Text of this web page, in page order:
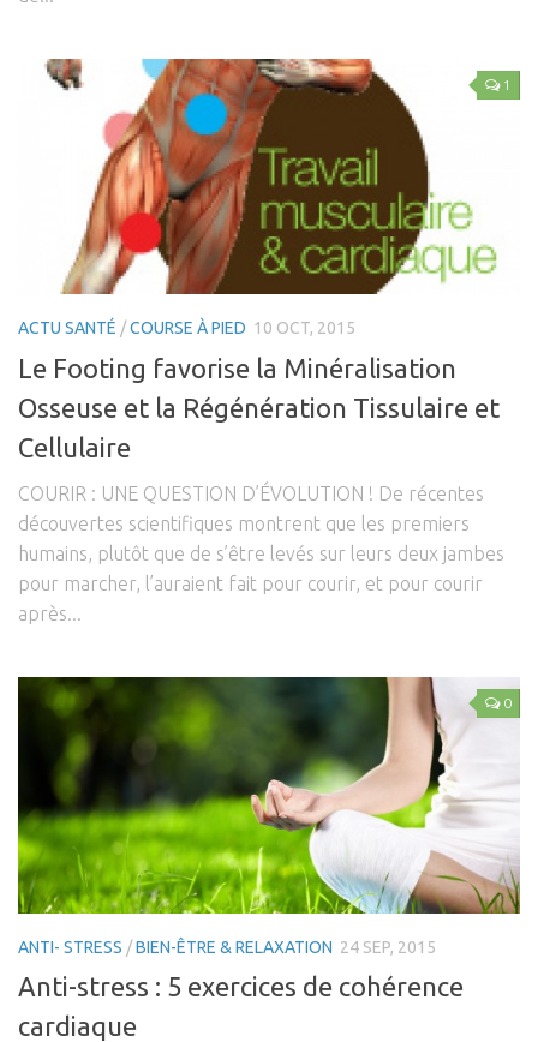
1
ACTU SANTÉ /COURSE À PIED 10 OCT, 2015
Le Footing favorise la Minéralisation
Osseuse et la Régénération Tissulaire et
Cellulaire
COURIR : UNE QUESTION D’ÉVOLUTION ! De récentes
découvertes scientifiques montrent que les premiers
humains, plutôt que de s’être levés sur leurs deux jambes
pour marcher, l’auraient fait pour courir, et pour courir
après...
0
ANTI- STRESS /BIEN-ÊTRE & RELAXATION 24 SEP, 2015
Anti-stress : 5 exercices de cohérence
cardiaque